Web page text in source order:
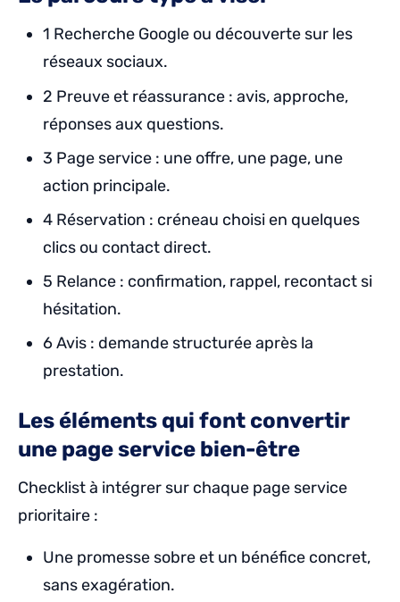
1 Recherche Google ou découverte sur les
réseaux sociaux.
2 Preuve et réassurance : avis, approche,
réponses aux questions.
3 Page service : une offre, une page, une
action principale.
4 Réservation : créneau choisi en quelques
clics ou contact direct.
5 Relance : confirmation, rappel, recontact si
hésitation.
6 Avis : demande structurée après la
prestation.
Les éléments qui font convertir
une page service bien-être
Checklist à intégrer sur chaque page service
prioritaire :
Une promesse sobre et un bénéfice concret,
sans exagération.